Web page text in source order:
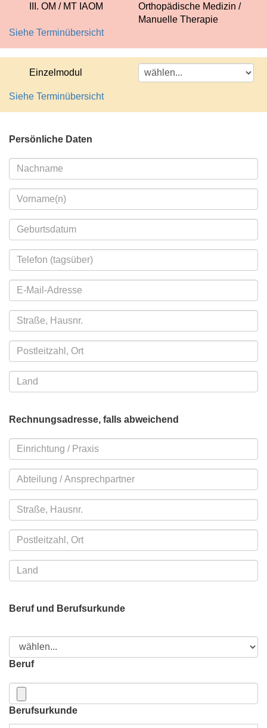
III. OM / MT IAOM
Orthopädische Medizin /
Manuelle Therapie
Siehe Terminübersicht
Einzelmodul
Siehe Terminübersicht
Persönliche Daten
Rechnungsadresse, falls abweichend
Beruf und Berufsurkunde
Beruf
Berufsurkunde